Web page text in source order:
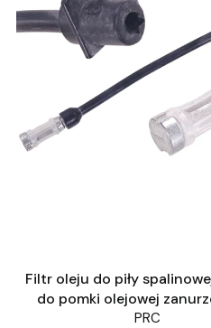
Filtr oleju do piły
do pomki olejowej
PRC